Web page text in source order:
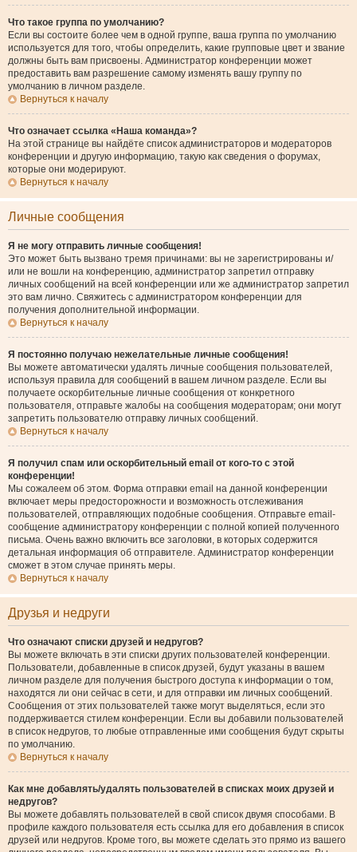
Что такое группа по умолчанию?
Если вы состоите более чем в одной группе, ваша группа по умолчанию
используется для того, чтобы определить, какие групповые цвет и звание
должны быть вам присвоены. Администратор конференции может
предоставить вам разрешение самому изменять вашу группу по
умолчанию в личном разделе.
Вернуться к началу
Что означает ссылка «Наша команда»?
На этой странице вы найдёте список администраторов и модераторов
конференции и другую информацию, такую как сведения о форумах,
которые они модерируют.
Вернуться к началу
Личные сообщения
Я не могу отправить личные сообщения!
Это может быть вызвано тремя причинами: вы не зарегистрированы и/
или не вошли на конференцию, администратор запретил отправку
личных сообщений на всей конференции или же администратор запретил
это вам лично. Свяжитесь с администратором конференции для
получения дополнительной информации.
Вернуться к началу
Я постоянно получаю нежелательные личные сообщения!
Вы можете автоматически удалять личные сообщения пользователей,
используя правила для сообщений в вашем личном разделе. Если вы
получаете оскорбительные личные сообщения от конкретного
пользователя, отправьте жалобы на сообщения модераторам; они могут
запретить пользователю отправку личных сообщений.
Вернуться к началу
Я получил спам или оскорбительный email от кого-то с этой
конференции!
Мы сожалеем об этом. Форма отправки email на данной конференции
включает меры предосторожности и возможность отслеживания
пользователей, отправляющих подобные сообщения. Отправьте email-
сообщение администратору конференции с полной копией полученного
письма. Очень важно включить все заголовки, в которых содержится
детальная информация об отправителе. Администратор конференции
сможет в этом случае принять меры.
Вернуться к началу
Друзья и недруги
Что означают списки друзей и недругов?
Вы можете включать в эти списки других пользователей конференции.
Пользователи, добавленные в список друзей, будут указаны в вашем
личном разделе для получения быстрого доступа к информации о том,
находятся ли они сейчас в сети, и для отправки им личных сообщений.
Сообщения от этих пользователей также могут выделяться, если это
поддерживается стилем конференции. Если вы добавили пользователей
в список недругов, то любые отправленные ими сообщения будут скрыты
по умолчанию.
Вернуться к началу
Как мне добавлять/удалять пользователей в списках моих друзей и
недругов?
Вы можете добавлять пользователей в свой список двумя способами. В
профиле каждого пользователя есть ссылка для его добавления в список
друзей или недругов. Кроме того, вы можете сделать это прямо из вашего